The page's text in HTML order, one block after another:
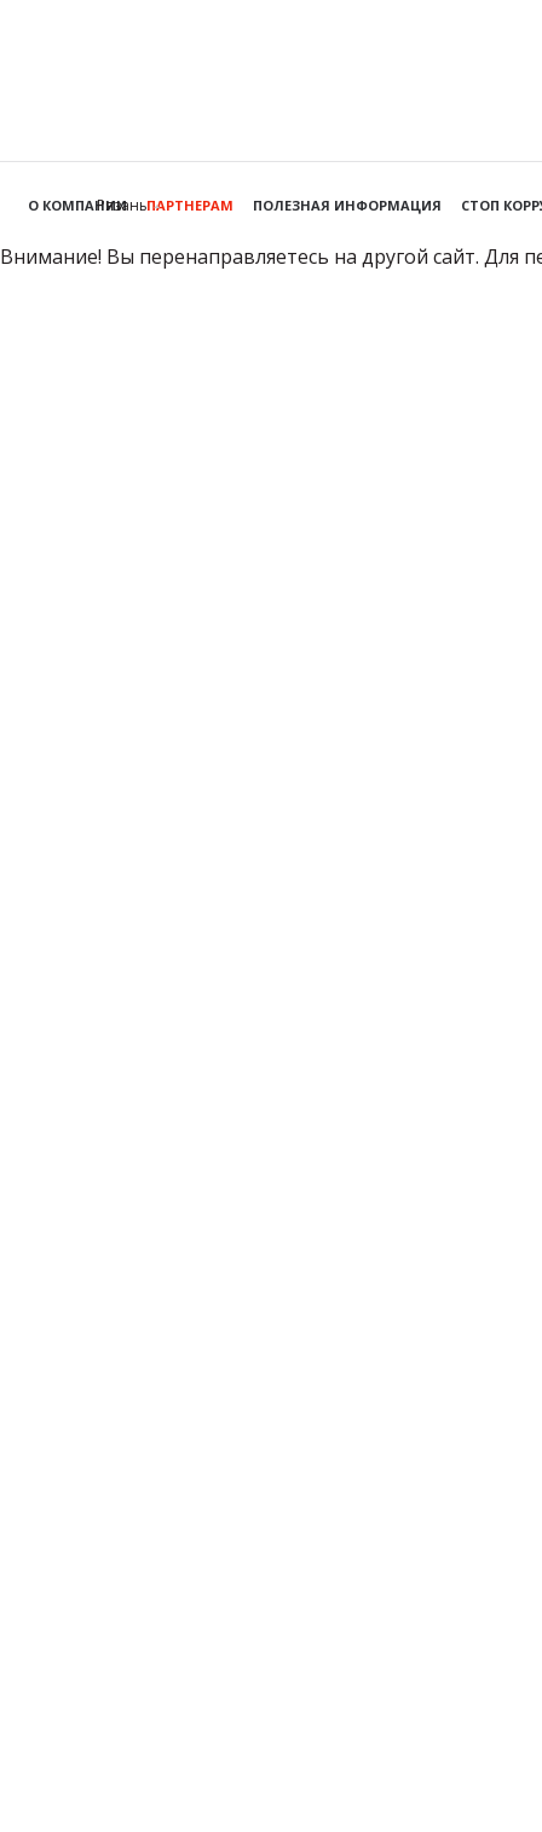
Рязань
О КОМПАНИИ ПАРТНЕРАМ ПОЛЕЗНАЯ ИНФОРМАЦИЯ СТОП
Внимание! Вы перенаправляетесь на другой сайт. Для